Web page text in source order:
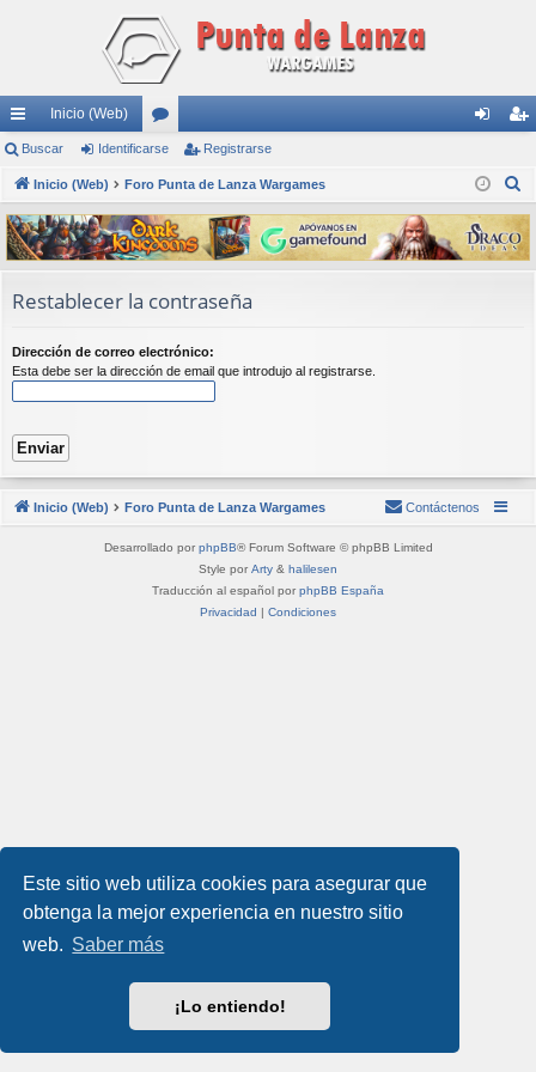
Este sitio web utiliza cookies para asegurar que
obtenga la mejor experiencia en nuestro sitio
web. Saber más
¡Lo entiendo!
nl
ac
es
rá
pi
s
Inicio (Web)
or
os nti
fic
ar
ist
ra
rs
Buscar Identificarse Registrarse
Inicio (Web) Foro Punta de Lanza Wargames
s
c
Restablecer la contraseña
Dirección de correo electrónico:
Esta debe ser la dirección de email que introdujo al registrarse.
Inicio (Web) Foro Punta de Lanza Wargames Contáctenos
Desarrollado por phpBB® Forum Software © phpBB Limited
Style por Arty & halilesen
Traducción al español por phpBB España
Privacidad
Condiciones